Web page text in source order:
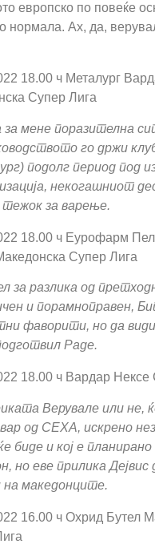
европско по повеќе
нормала. Ах, да,
18.00 ч Металург
Супер Лига
за мене поразителна
го држи
подолг период под
некогашниот
тежок за варење.
18.00 ч Еурофарм
Супер Лига
за разлика од
и порамноправен,
фаворити, но да
Раде.
18.00 ч Вардар
Верувале или не,
од СЕХА, искрено
биде и кој е
но еве прилика Дејвис
македонците.
16.00 ч Охрид Бутел